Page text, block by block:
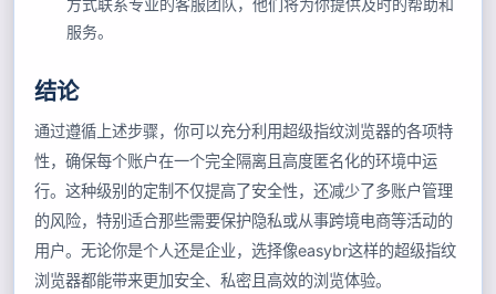
服务。
结论
通过遵循上述步骤，你可以充分利用超级指纹浏览器的各项特
性，确保每个账户在一个完全隔离且高度匿名化的环境中运
行。这种级别的定制不仅提高了安全性，还减少了多账户管理
的风险，特别适合那些需要保护隐私或从事跨境电商等活动的
用户。无论你是个人还是企业，选择像easybr这样的超级指纹
浏览器都能带来更加安全、私密且高效的浏览体验。